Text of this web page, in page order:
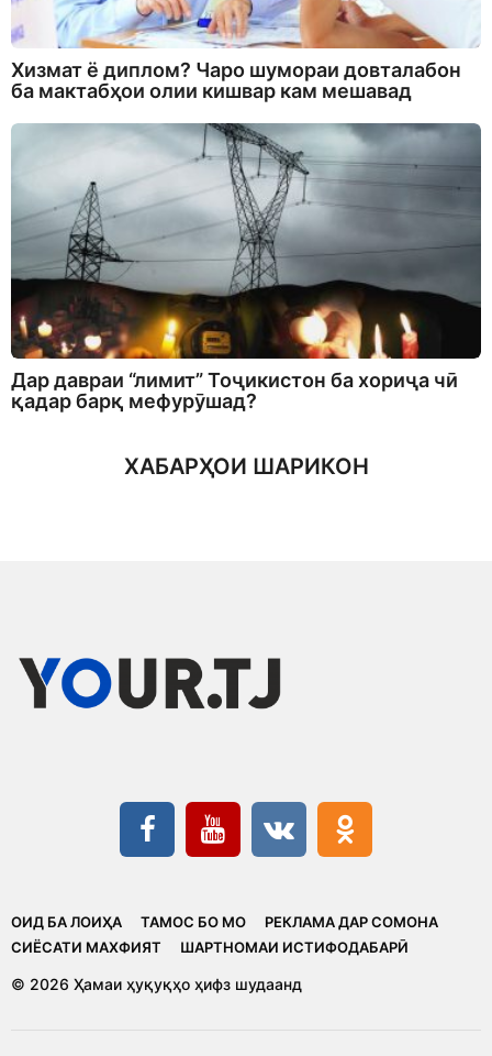
Хизмат ё диплом? Чаро шумораи довталабон
ба мактабҳои олии кишвар кам мешавад
Дар давраи “лимит” Тоҷикистон ба хориҷа чӣ
қадар барқ мефурӯшад?
ХАБАРҲОИ ШАРИКОН
ОИД БА ЛОИҲА ТАМОС БО МО
РЕКЛАМА ДАР СОМОНА
CИЁСАТИ МАХФИЯТ
ШАРТНОМАИ ИСТИФОДАБАРӢ
© 2026 Ҳамаи ҳуқуқҳо ҳифз шудаанд